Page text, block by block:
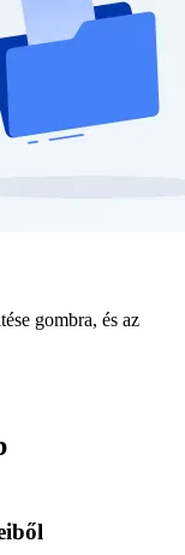
gombra, és az